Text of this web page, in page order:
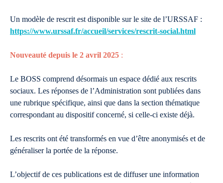
Un modèle de rescrit est disponible sur le site de l’URSSAF :
https://www.urssaf.fr/accueil/services/rescrit-social.html
Nouveauté depuis le 2 avril 2025 :
Le BOSS comprend désormais un espace dédié aux rescrits
sociaux. Les réponses de l’Administration sont publiées dans
une rubrique spécifique, ainsi que dans la section thématique
correspondant au dispositif concerné, si celle-ci existe déjà.
Les rescrits ont été transformés en vue d’être anonymisés et de
généraliser la portée de la réponse.
L’objectif de ces publications est de diffuser une information